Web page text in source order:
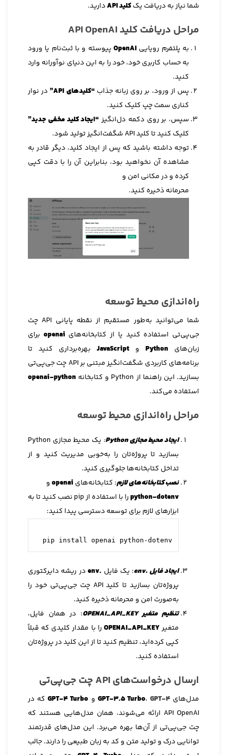
شما نیاز به دریافت یککلید API دارید.
مراحل دریافت کلید API OpenAI
به پلتفرم رویایی OpenAI پیوسته و با ثبت‌نام یا ورود
به حساب کاربری خود، خود را به این دنیای نوآورانه وارد
کنید.
پس از ورود، بر روی زبانه جذاب“کلیدهای API”
در نوار
کناری سمت چپ کلیک کنید.
سپس، بر روی دکمه دل‌انگیز“ایجاد کلید مخفی جدید”
کلیک کنید تا کلید API شگفت‌انگیز تولید شود.
توجه داشته باشید که پس از ایجاد کلید، دیگر قادر به
مشاهده آن نخواهید بود، بنابراین آن را با دقت کپی
کرده و در مکانی امن و
محرمانه ذخیره کنید.
راه‌اندازی محیط توسعه
شما می‌توانید به‌طور مستقیم از نقطه پایانی API چت
جی‌پی‌تی استفاده کنید یا از کتابخانه‌های openai برای
زبان‌های Python و JavaScript بهره‌برداری کنید تا
برنامه‌های کاربردی شگفت‌انگیز مبتنی بر API چت جی‌پی‌تی
بسازید. این راهنما از Python و کتابخانه
openai-python
استفاده می‌کند.
مراحل راه‌اندازی محیط توسعه
ایجاد محیط مجازی Python :
یک محیط مجازی Python
بسازید تا پروژه‌تان را به‌خوبی مدیریت کنید و از
تداخل کتابخانه‌ها جلوگیری کنید.
نصب کتابخانه‌های لازم: کتابخانه‌های openaiو
python-dotenv
را با استفاده از pip نصب کنید تا به
ابزارهای لازم برای توسعه دسترسی پیدا کنید:
pip install openai python-dotenv
ایجاد فایل .env : یک فایل .env
در ریشه دایرکتوری
پروژه‌تان بسازید تا کلید API چت جی‌پی‌تی خود را
به‌صورت امن و محرمانه ذخیره کنید.
تنظیم متغیر OPENAI_API_KEY
: در همان فایل،
متغیرOPENAI_API_KEY را با مقدار کلیدی که قبلاً
کپی کرده‌اید، تنظیم کنید تا از این کلید در پروژه‌تان
استفاده کنید.
ارسال درخواست‌های API چت جی‌پی‌تی
مدل‌های GPT-3.5 Turbo، GPT-4 و GPT-4 Turboکه در
API OpenAI ارائه می‌شوند، همان مدل‌هایی هستند که
چت جی‌پی‌تی از آن‌ها بهره می‌برد. این مدل‌های قدرتمند
توانایی درک و تولید متن و کد به زبان طبیعی را دارند. جالب